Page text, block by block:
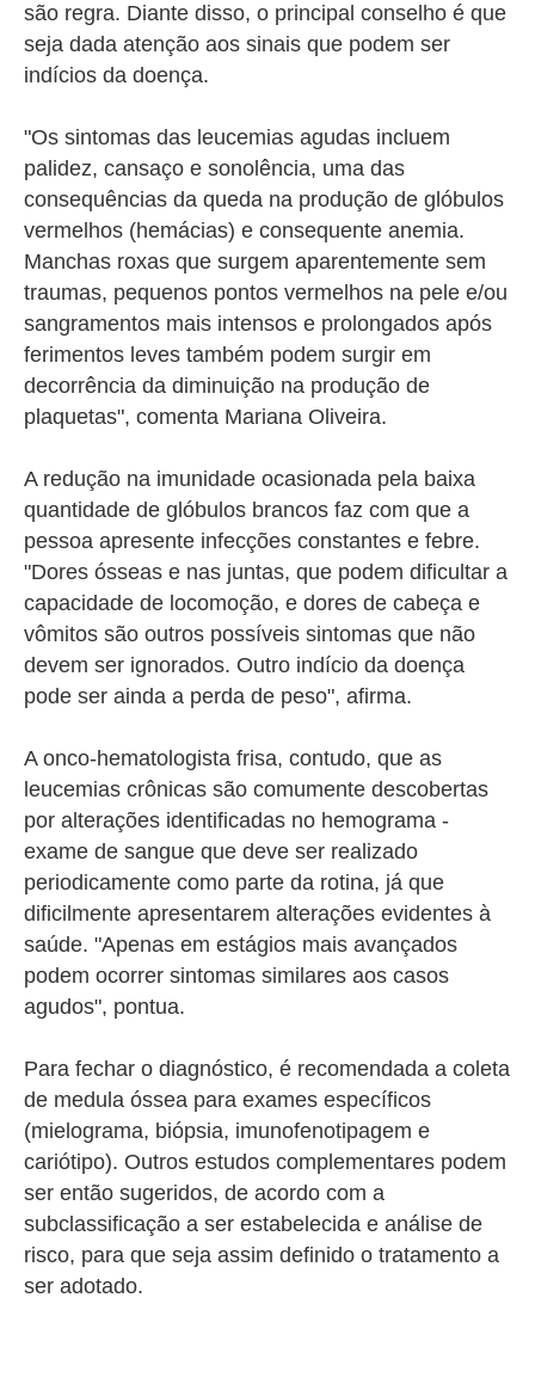
são regra. Diante disso, o principal conselho é que
seja dada atenção aos sinais que podem ser
indícios da doença.
"Os sintomas das leucemias agudas incluem
palidez, cansaço e sonolência, uma das
consequências da queda na produção de glóbulos
vermelhos (hemácias) e consequente anemia.
Manchas roxas que surgem aparentemente sem
traumas, pequenos pontos vermelhos na pele e/ou
sangramentos mais intensos e prolongados após
ferimentos leves também podem surgir em
decorrência da diminuição na produção de
plaquetas", comenta Mariana Oliveira.
A redução na imunidade ocasionada pela baixa
quantidade de glóbulos brancos faz com que a
pessoa apresente infecções constantes e febre.
"Dores ósseas e nas juntas, que podem dificultar a
capacidade de locomoção, e dores de cabeça e
vômitos são outros possíveis sintomas que não
devem ser ignorados. Outro indício da doença
pode ser ainda a perda de peso", afirma.
A onco-hematologista frisa, contudo, que as
leucemias crônicas são comumente descobertas
por alterações identificadas no hemograma -
exame de sangue que deve ser realizado
periodicamente como parte da rotina, já que
dificilmente apresentarem alterações evidentes à
saúde. "Apenas em estágios mais avançados
podem ocorrer sintomas similares aos casos
agudos", pontua.
Para fechar o diagnóstico, é recomendada a coleta
de medula óssea para exames específicos
(mielograma, biópsia, imunofenotipagem e
cariótipo). Outros estudos complementares podem
ser então sugeridos, de acordo com a
subclassificação a ser estabelecida e análise de
risco, para que seja assim definido o tratamento a
ser adotado.